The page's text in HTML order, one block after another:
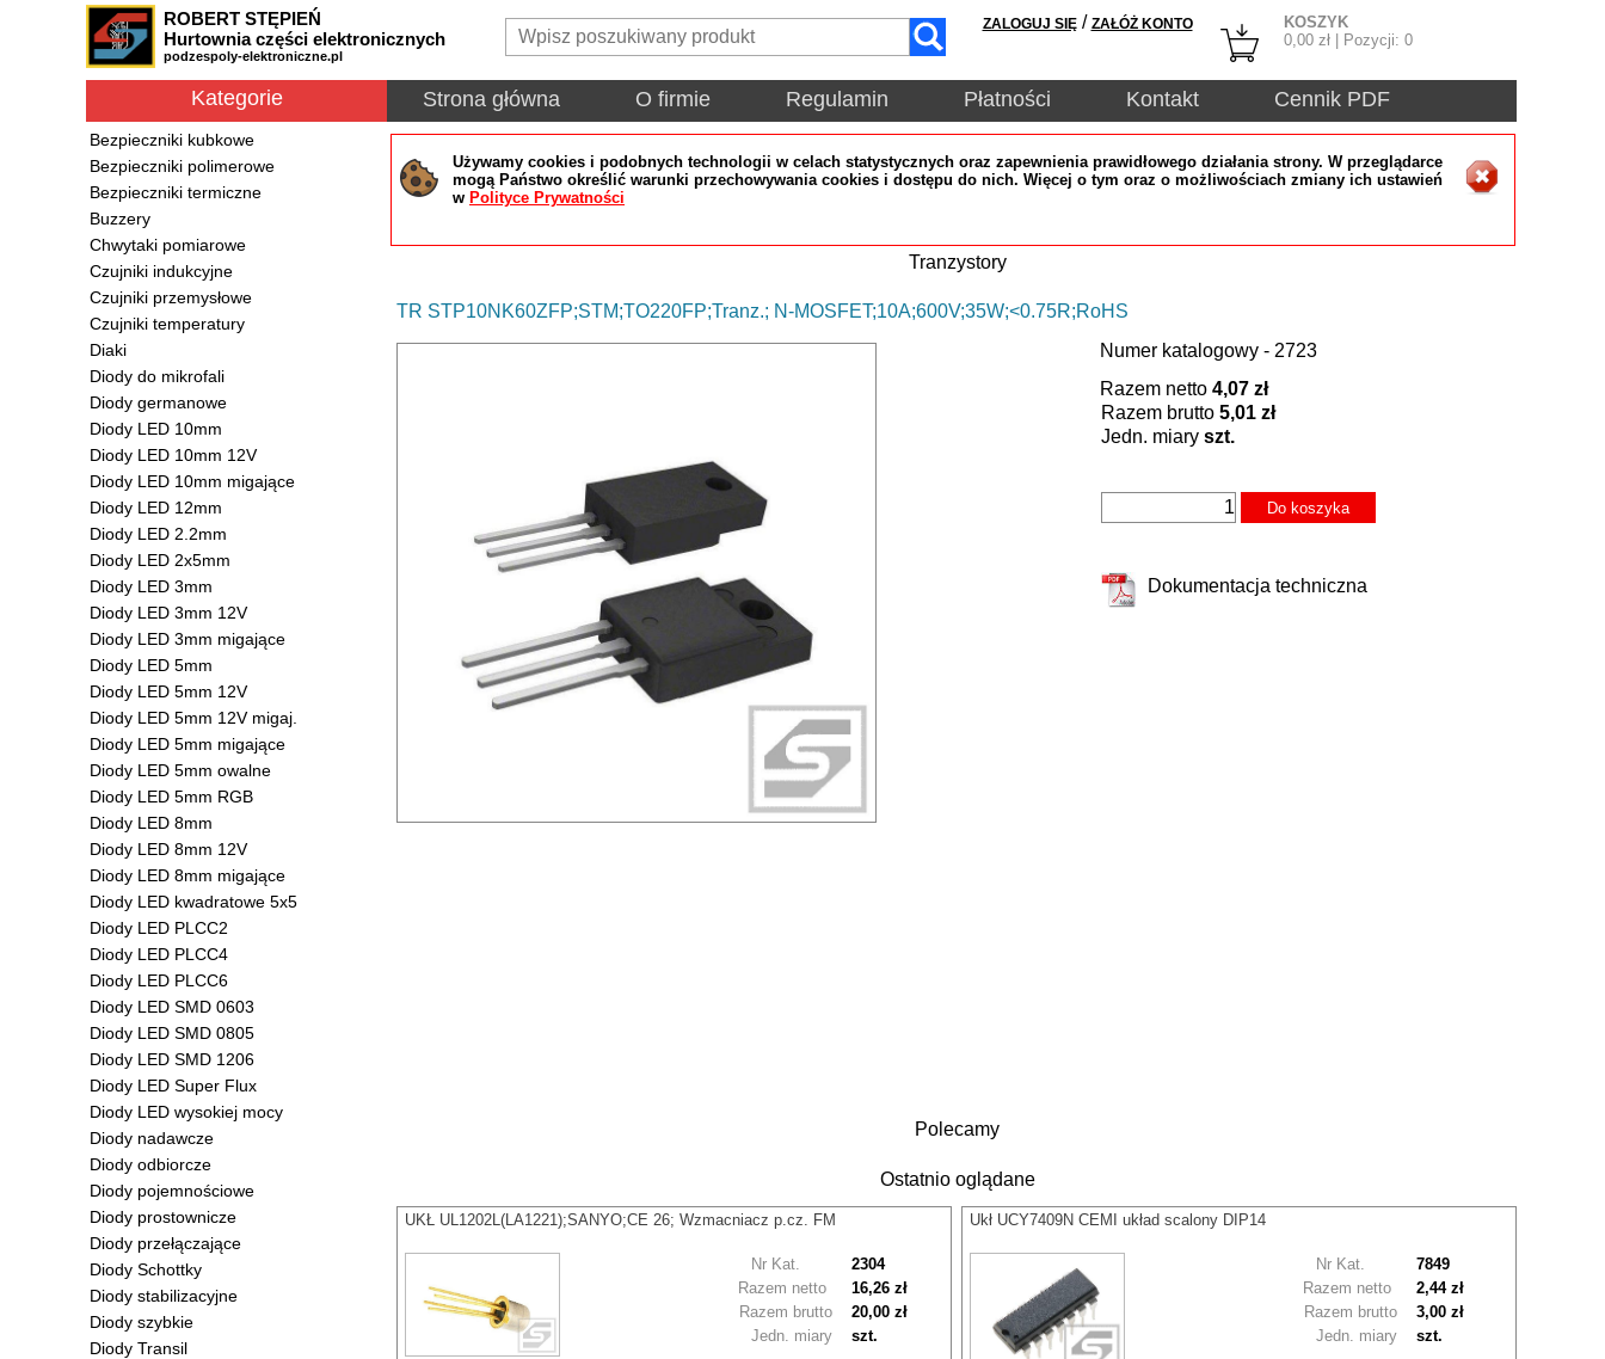
KOSZYK
0,00 zł | Pozycji: 0
Strona główna O firmie Regulamin Płatności Kontakt Cennik PDF
ROBERT STĘPIEŃ
Hurtownia części elektronicznych
podzespoly-elektroniczne.pl
ZALOGUJ SIĘ/ ZAŁÓŻ KONTO
Kategorie
Bezpieczniki kubkowe
Bezpieczniki polimerowe
Bezpieczniki termiczne
Buzzery
Chwytaki pomiarowe
Czujniki indukcyjne
Czujniki przemysłowe
Czujniki temperatury
Diaki
Diody do mikrofali
Diody germanowe
Diody LED 10mm
Diody LED 10mm 12V
Diody LED 10mm migające
Diody LED 12mm
Diody LED 2.2mm
Diody LED 2x5mm
Diody LED 3mm
Diody LED 3mm 12V
Diody LED 3mm migające
Diody LED 5mm
Diody LED 5mm 12V
Diody LED 5mm 12V migaj.
Diody LED 5mm migające
Diody LED 5mm owalne
Diody LED 5mm RGB
Diody LED 8mm
Diody LED 8mm 12V
Diody LED 8mm migające
Diody LED kwadratowe 5x5
Diody LED PLCC2
Diody LED PLCC4
Diody LED PLCC6
Diody LED SMD 0603
Diody LED SMD 0805
Diody LED SMD 1206
Diody LED Super Flux
Diody LED wysokiej mocy
Diody nadawcze
Diody odbiorcze
Diody pojemnościowe
Diody prostownicze
Diody przełączające
Diody Schottky
Diody stabilizacyjne
Diody szybkie
Diody Transil
Używamy cookies i podobnych technologii w celach statystycznych oraz zapewnienia prawidłowego działania strony. W przeglądarce
mogą Państwo określić warunki przechowywania cookies i dostępu do nich. Więcej o tym oraz o możliwościach zmiany ich ustawień
w Polityce Prywatności
Tranzystory
TR STP10NK60ZFP;STM;TO220FP;Tranz.; N-MOSFET;10A;600V;35W;<0.75R;RoHS
Numer katalogowy - 2723
Razem netto 4,07 zł
Razem brutto 5,01 zł
Jedn. miary szt.
Dokumentacja techniczna
Do koszyka
Polecamy
Ostatnio oglądane
UKŁ UL1202L(LA1221);SANYO;CE 26; Wzmacniacz p.cz. FM
Nr Kat. 2304
Razem brutto 20,00 zł
Razem netto 16,26 zł
Jedn. miary szt.
Ukł UCY7409N CEMI układ scalony DIP14
Nr Kat. 7849
Razem brutto 3,00 zł
Razem netto 2,44 zł
Jedn. miary szt.